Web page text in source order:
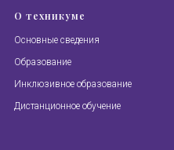
О техникуме
Основные сведения
Образование
Инклюзивное образование
Дистанционное обучение